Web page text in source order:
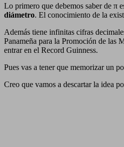
Lo primero que debemos saber de π
diámetro. El conocimiento de la
Además tiene infinitas cifras
Panameña para la Promoción de
entrar en el Record Guinness.
Pues vas a tener que memorizar un
Creo que vamos a descartar la idea